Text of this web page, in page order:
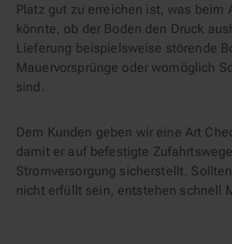
Platz gut zu erreichen ist, was beim
könnte, ob der Boden den Druck
Lieferung beispielsweise störende
Mauervorsprünge oder womöglich
sind.
Dem Kunden geben wir eine Art
damit er auf befestigte
Stromversorgung sicherstellt.
nicht erfüllt sein, entstehen schnell